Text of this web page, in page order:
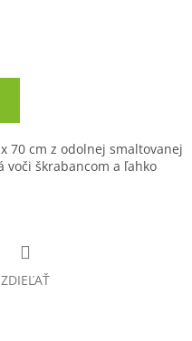
70 cm z odolnej smaltovanej
voči škrabancom a ľahko
ZDIEĽAŤ